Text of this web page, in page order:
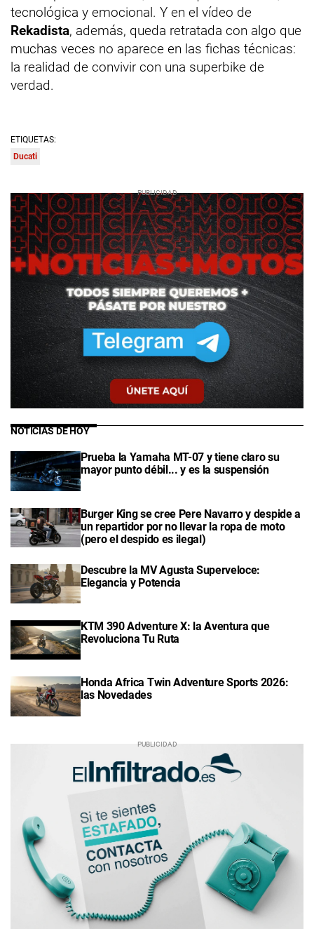
tecnológica y emocional. Y en el vídeo de
Rekadista, además, queda retratada con algo que
muchas veces no aparece en las fichas técnicas:
la realidad de convivir con una superbike de
verdad.
ETIQUETAS:
Ducati
NOTICIAS DE HOY
Prueba la Yamaha MT-07 y tiene claro su
mayor punto débil... y es la suspensión
Burger King se cree Pere Navarro y despide a
un repartidor por no llevar la ropa de moto
(pero el despido es ilegal)
Descubre la MV Agusta Superveloce:
Elegancia y Potencia
KTM 390 Adventure X: la Aventura que
Revoluciona Tu Ruta
Honda Africa Twin Adventure Sports 2026:
las Novedades